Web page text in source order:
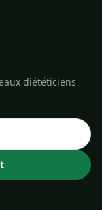
diététiciens